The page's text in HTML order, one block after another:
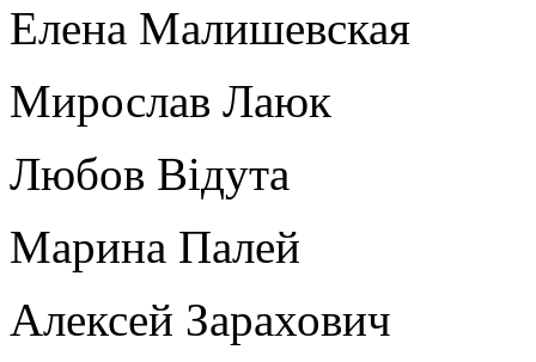
Елена Малишевская
Мирослав Лаюк
Любов Відута
Марина Палей
Алексей Зарахович